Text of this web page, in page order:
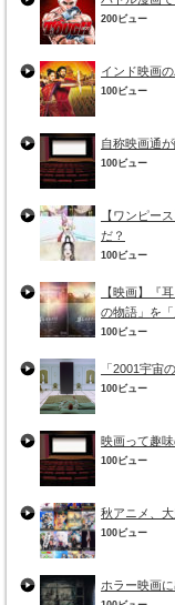
200ビュー
インド映画
100ビュー
自称映画通
100ビュー
【ワンピー
だ？
100ビュー
【映画】『
の物語」を「
100ビュー
「2001宇宙
100ビュー
映画って趣
100ビュー
秋アニメ、
100ビュー
ホラー映画